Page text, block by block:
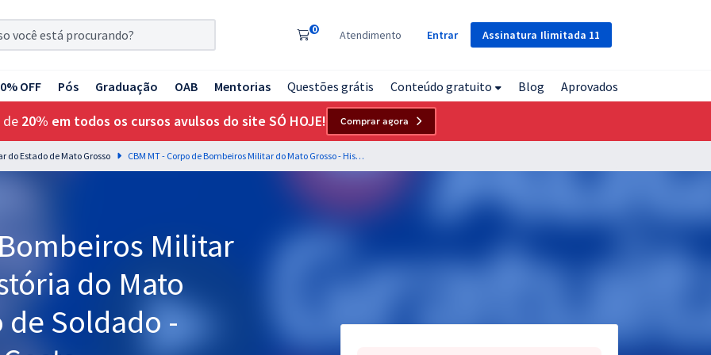
Assinatura Ilimitada 11
0 Atendimento Entrar
OFF Pós Graduação OAB Mentorias Questões grátis Conteúdo gratuito Blog Aprovados
de 20% em todos os cursos avulsos do site SÓ HOJE! Comprar agora
do Estado de Mato Grosso CBM MT - Corpo de Bombeiros Militar do Mato Grosso - História do Mato Grosso para o Cargo de Soldado - Professor Admilson Costa
Militar
do Mato
de Soldado -